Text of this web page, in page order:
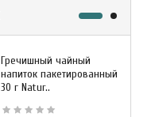
Гречишный чайный
напиток пакетированный
30 г Natur..